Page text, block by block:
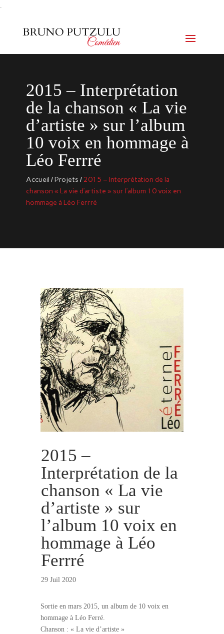
.
2015 – Interprétation
de la chanson « La vie
d’artiste » sur l’album
10 voix en hommage à
Léo Ferrré
Accueil /Projets / 2015 – Interprétation de la
chanson « La vie d’artiste » sur l’album 10 voix en
hommage à Léo Ferrré
2015 –
Interprétation de la
chanson « La vie
d’artiste » sur
l’album 10 voix en
hommage à Léo
Ferrré
29 Juil 2020
Sortie en mars 2015, un album de 10 voix en
hommage à Léo Ferré.
Chanson : « La vie d’artiste »